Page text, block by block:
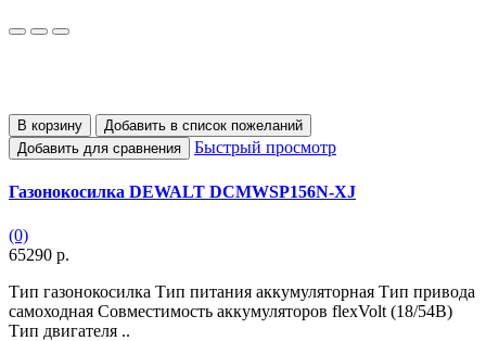
В корзину
Добавить в список пожеланий
Добавить для сравнения
Быстрый просмотр
Газонокосилка DEWALT DCMWSP156N-XJ
(0)
65290 р.
Тип газонокосилка Тип питания аккумуляторная Тип привода
самоходная Совместимость аккумуляторов flexVolt (18/54В)
Тип двигателя ..